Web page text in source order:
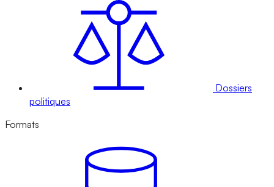
Dossiers
politiques
Formats